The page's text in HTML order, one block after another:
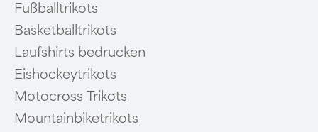
Fußballtrikots
Basketballtrikots
Laufshirts bedrucken
Eishockeytrikots
Motocross Trikots
Mountainbiketrikots